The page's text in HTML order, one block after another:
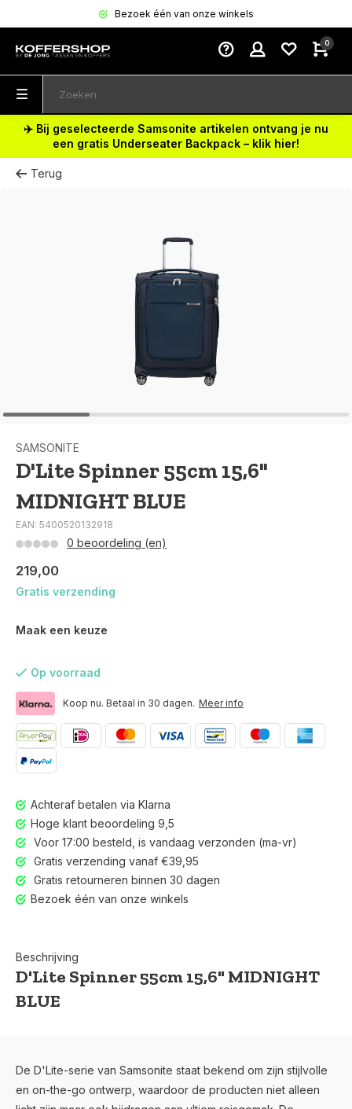
Bezoek één van onze winkels
0
✈️ Bij geselecteerde Samsonite artikelen ontvang je nu
een gratis Underseater Backpack – klik hier!
Terug
SAMSONITE
D'Lite Spinner 55cm 15,6"
MIDNIGHT BLUE
EAN: 5400520132918
0 beoordeling (en)
219,00
Gratis verzending
Maak een keuze
Op voorraad
Koop nu. Betaal in 30 dagen. Meer info
Achteraf betalen via Klarna
Hoge klant beoordeling 9,5
Voor 17:00 besteld, is vandaag verzonden (ma-vr)
Gratis verzending vanaf €39,95
Gratis retourneren binnen 30 dagen
Bezoek één van onze winkels
Beschrijving
D'Lite Spinner 55cm 15,6" MIDNIGHT
BLUE
De D'Lite-serie van Samsonite staat bekend om zijn stijlvolle
en on-the-go ontwerp, waardoor de producten niet alleen